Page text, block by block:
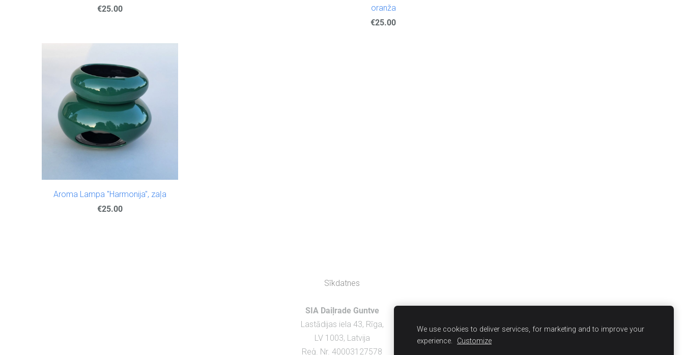
€25.00
oranža
€25.00
Aroma Lampa "Harmonija", zaļa
€25.00
Sīkdatnes
SIA Daiļrade Guntve
Lastādijas iela 43, Rīga,
LV 1003, Latvija
Reģ. Nr. 40003127578
We use cookies to deliver services, for marketing and to improve your
experience.
Customize